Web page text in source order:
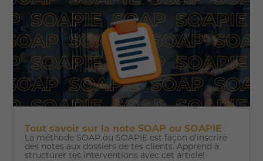
Tout savoir sur la note SOAP ou SOAPIE
La méthode SOAP ou SOAPIE est façon d'inscrire
des notes aux dossiers de tes clients. Apprend à
structurer tes interventions avec cet article!